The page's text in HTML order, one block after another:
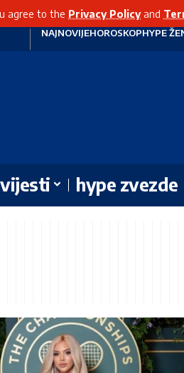
agree to the Privacy Policyand
NAJNOVIJEHOROSKOPHYPE
vijesti hype zvezde